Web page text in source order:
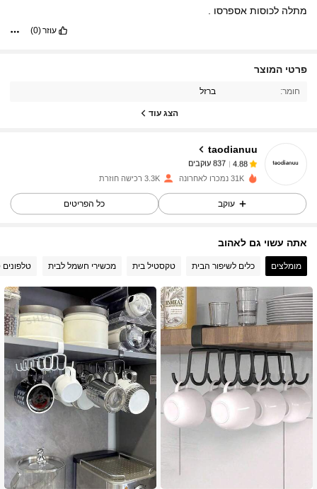
מתלהלכוסותאספרסו
עוזר(0)
פרטי המוצר
חומר: ברזל
הצג עוד
taodianuu
4.88
837 עוקבים
h***cשילםלפני יום אחד
837 עוקבים
4.88 837 עוקבים
4.88 837 עוקבים
837 עוקבים
31K נמכרו לאחרונה 3.3K רכישה חוזרת
עוקב כל הפריטים
אתה עשוי גם לאהוב
מומלצים כלים לשיפור הבית טקסטיל בית מכשירי חשמל לבית טלפונים